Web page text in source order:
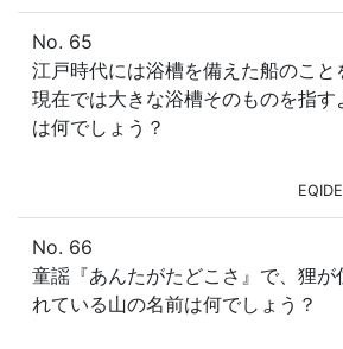
No. 65
江戸時代には浴槽を備えた船のこと
現在では大きな浴槽そのものを指
は何でしょう？
No. 66
童謡『あんたがたどこさ』で、狸が
れている山の名前は何でしょう？